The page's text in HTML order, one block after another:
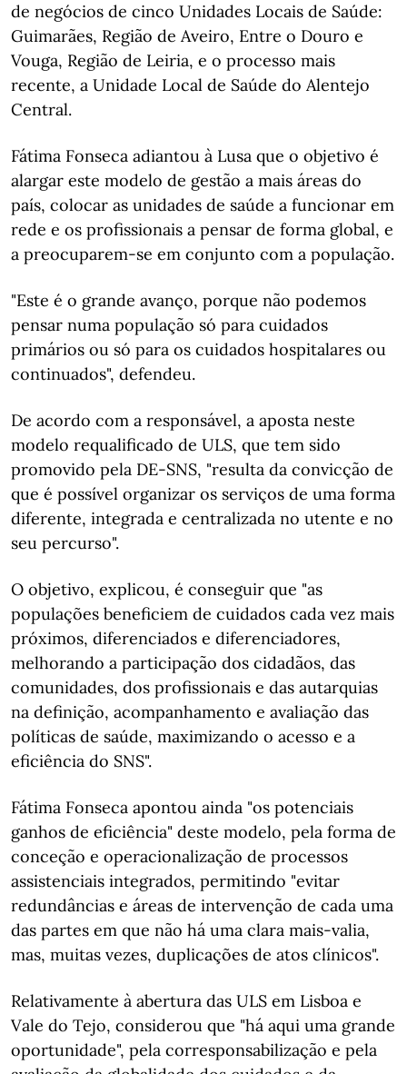
de negócios de cinco Unidades Locais de Saúde:
Guimarães, Região de Aveiro, Entre o Douro e
Vouga, Região de Leiria, e o processo mais
recente, a Unidade Local de Saúde do Alentejo
Central.
Fátima Fonseca adiantou à Lusa que o objetivo é
alargar este modelo de gestão a mais áreas do
país, colocar as unidades de saúde a funcionar em
rede e os profissionais a pensar de forma global, e
a preocuparem-se em conjunto com a população.
"Este é o grande avanço, porque não podemos
pensar numa população só para cuidados
primários ou só para os cuidados hospitalares ou
continuados", defendeu.
De acordo com a responsável, a aposta neste
modelo requalificado de ULS, que tem sido
promovido pela DE-SNS, "resulta da convicção de
que é possível organizar os serviços de uma forma
diferente, integrada e centralizada no utente e no
seu percurso".
O objetivo, explicou, é conseguir que "as
populações beneficiem de cuidados cada vez mais
próximos, diferenciados e diferenciadores,
melhorando a participação dos cidadãos, das
comunidades, dos profissionais e das autarquias
na definição, acompanhamento e avaliação das
políticas de saúde, maximizando o acesso e a
eficiência do SNS".
Fátima Fonseca apontou ainda "os potenciais
ganhos de eficiência" deste modelo, pela forma de
conceção e operacionalização de processos
assistenciais integrados, permitindo "evitar
redundâncias e áreas de intervenção de cada uma
das partes em que não há uma clara mais-valia,
mas, muitas vezes, duplicações de atos clínicos".
Relativamente à abertura das ULS em Lisboa e
Vale do Tejo, considerou que "há aqui uma grande
oportunidade", pela corresponsabilização e pela